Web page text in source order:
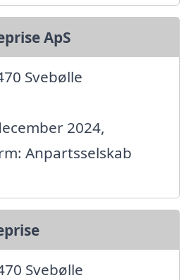
ApS
Svebølle
2024,
Anpartsselskab
Svebølle